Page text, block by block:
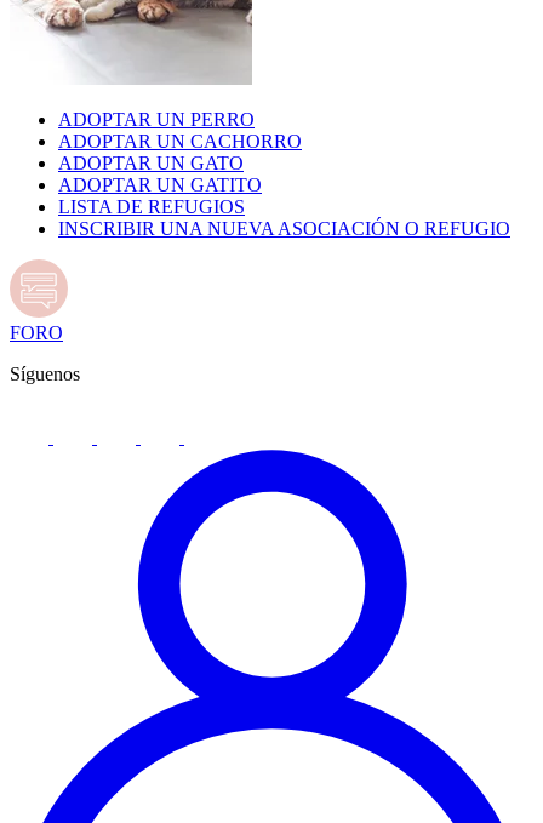
ADOPTAR UN PERRO
ADOPTAR UN CACHORRO
ADOPTAR UN GATO
ADOPTAR UN GATITO
LISTA DE REFUGIOS
INSCRIBIR UNA NUEVA ASOCIACIÓN O REFUGIO
FORO
Síguenos